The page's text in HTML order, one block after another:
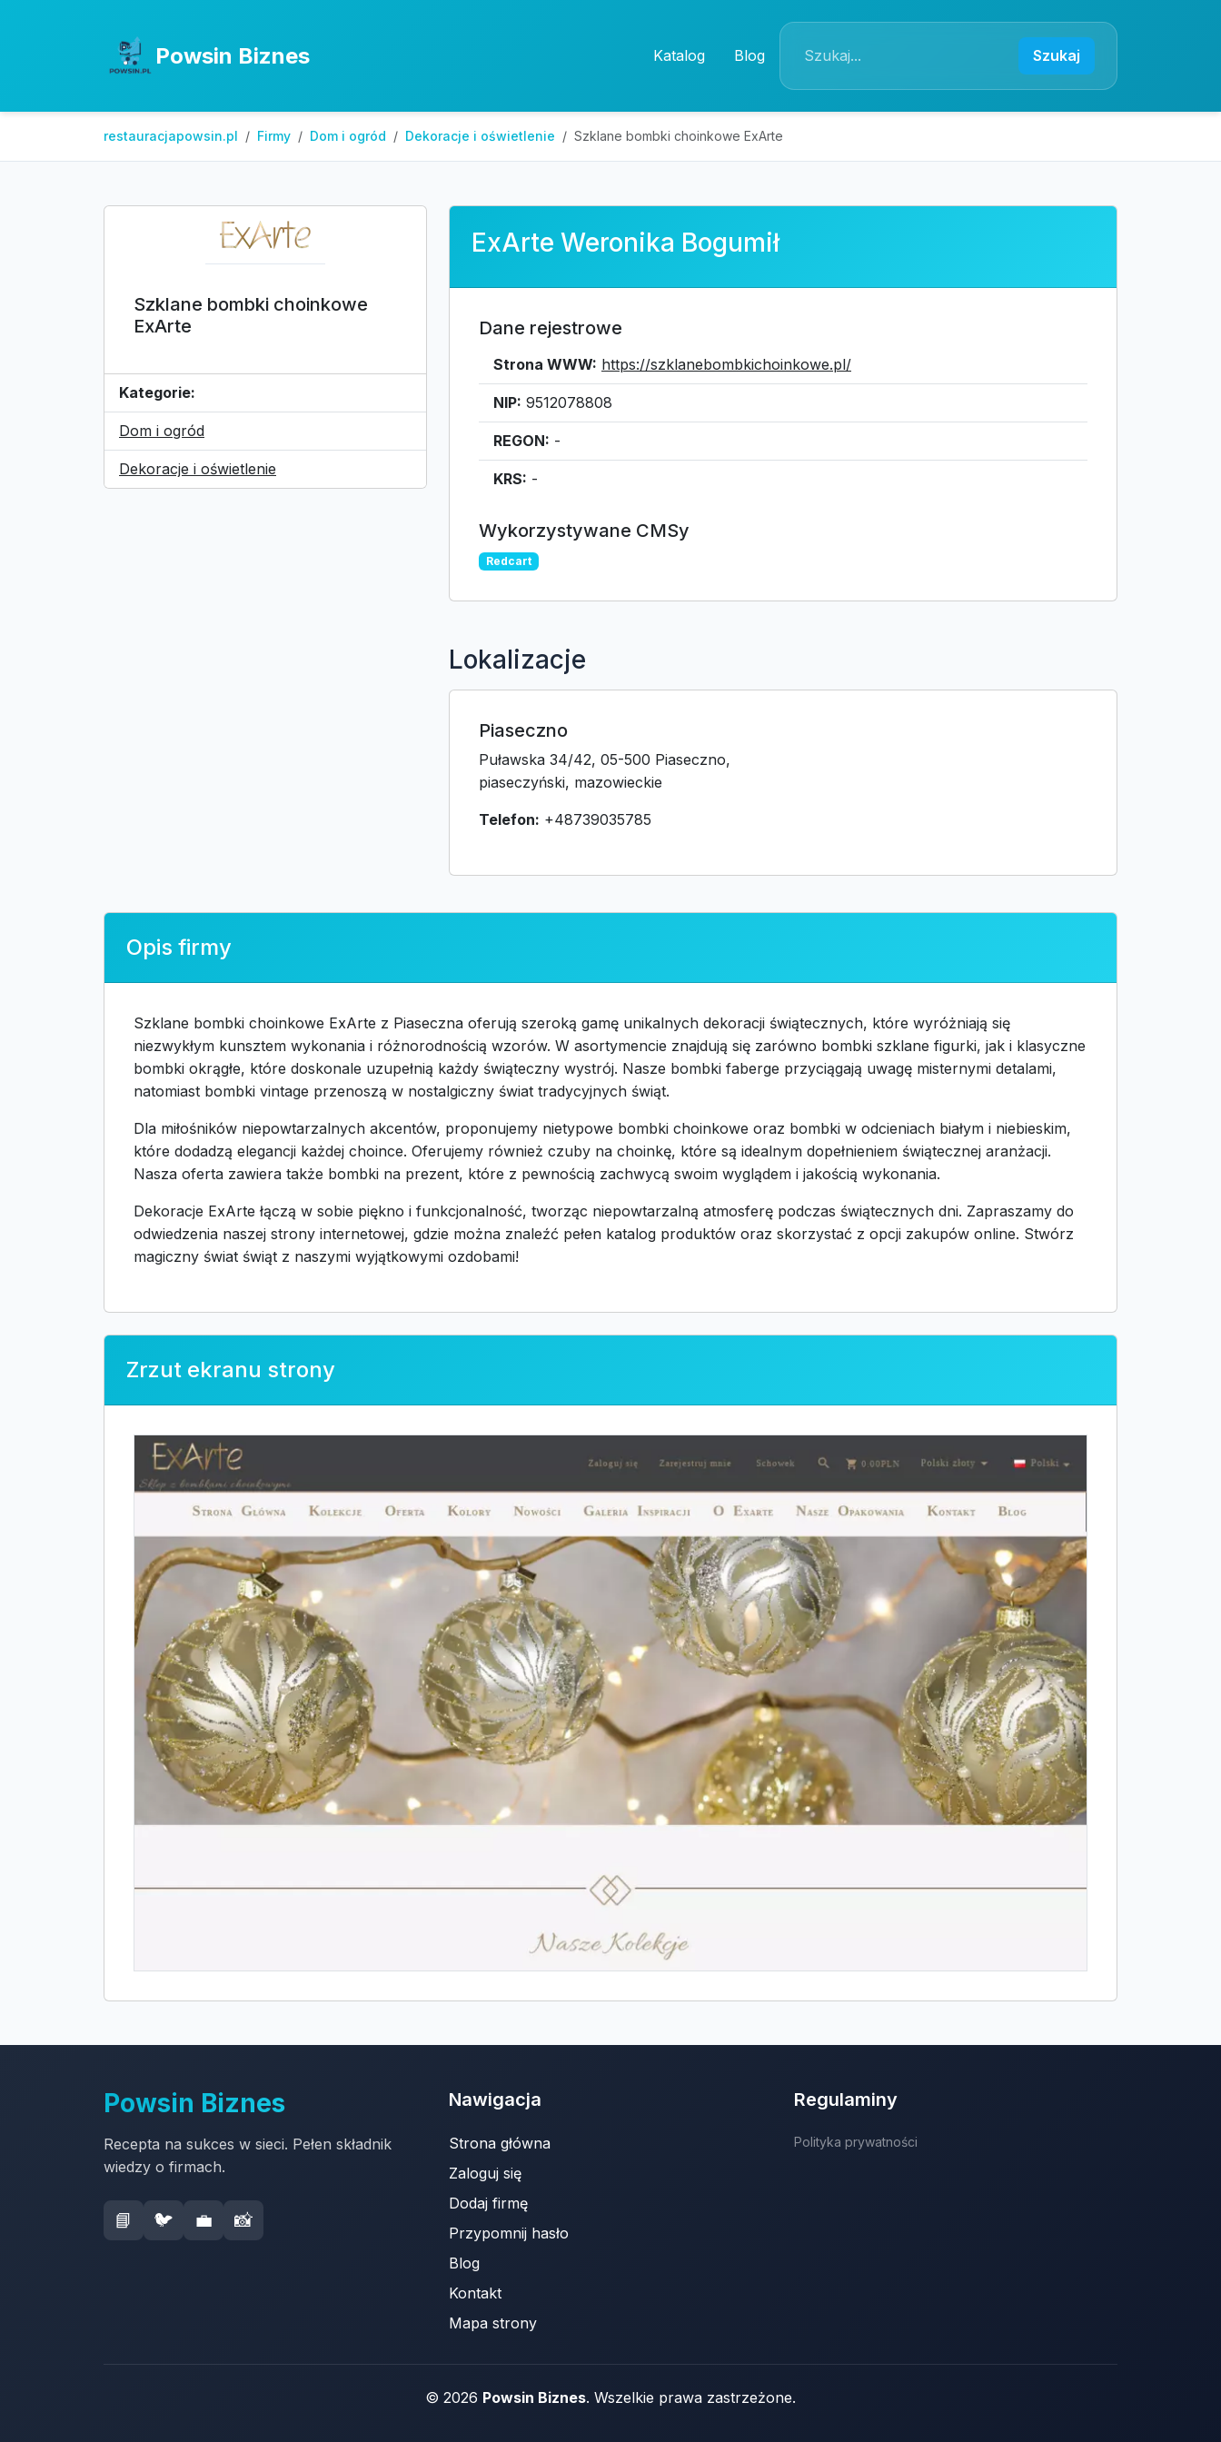
Powsin Biznes Katalog Blog Szukaj
restauracjapowsin.pl Firmy Dom i ogród Dekoracje i oświetlenie Szklane bombki choinkowe ExArte
Szklane bombki choinkowe
ExArte
Kategorie:
Dom i ogród
Dekoracje i oświetlenie
ExArte Weronika Bogumił
Dane rejestrowe
Strona WWW: https://szklanebombkichoinkowe.pl/
NIP: 9512078808
REGON: -
KRS: -
Wykorzystywane CMSy
Redcart
Lokalizacje
Piaseczno
Puławska 34/42, 05-500 Piaseczno,
piaseczyński, mazowieckie
Telefon: +48739035785
Opis firmy
Szklane bombki choinkowe ExArte z Piaseczna oferują szeroką gamę unikalnych dekoracji świątecznych, które wyróżniają się
niezwykłym kunsztem wykonania i różnorodnością wzorów. W asortymencie znajdują się zarówno bombki szklane figurki, jak i klasyczne
bombki okrągłe, które doskonale uzupełnią każdy świąteczny wystrój. Nasze bombki faberge przyciągają uwagę misternymi detalami,
natomiast bombki vintage przenoszą w nostalgiczny świat tradycyjnych świąt.
Dla miłośników niepowtarzalnych akcentów, proponujemy nietypowe bombki choinkowe oraz bombki w odcieniach białym i niebieskim,
które dodadzą elegancji każdej choince. Oferujemy również czuby na choinkę, które są idealnym dopełnieniem świątecznej aranżacji.
Nasza oferta zawiera także bombki na prezent, które z pewnością zachwycą swoim wyglądem i jakością wykonania.
Dekoracje ExArte łączą w sobie piękno i funkcjonalność, tworząc niepowtarzalną atmosferę podczas świątecznych dni. Zapraszamy do
odwiedzenia naszej strony internetowej, gdzie można znaleźć pełen katalog produktów oraz skorzystać z opcji zakupów online. Stwórz
magiczny świat świąt z naszymi wyjątkowymi ozdobami!
Zrzut ekranu strony
Powsin Biznes
Recepta na sukces w sieci. Pełen składnik
wiedzy o firmach.
📘 🐦 💼 📸
Nawigacja
Strona główna
Zaloguj się
Dodaj firmę
Przypomnij hasło
Blog
Kontakt
Mapa strony
Regulaminy
Polityka prywatności
© 2026 Powsin Biznes. Wszelkie prawa zastrzeżone.